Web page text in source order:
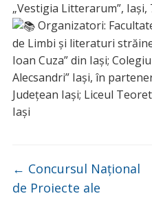
„Vestigia Litterarum”, Iași,
Organizatori:
de Limbi și literaturi
Ioan Cuza” din Iași;
Alecsandri” Iași, în
Județean Iași; Liceul
Iași
← Concursul Național
de Proiecte ale